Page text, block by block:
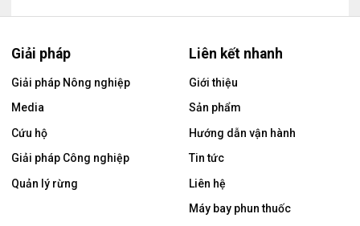
Giải pháp
Giải pháp Nông nghiệp
Media
Cứu hộ
Giải pháp Công nghiệp
Quản lý rừng
Liên kết nhanh
Giới thiệu
Sản phẩm
Hướng dẫn vận hành
Tin tức
Liên hệ
Máy bay phun thuốc